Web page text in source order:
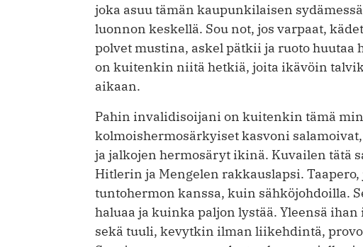
joka asuu tämän kaupunkilaisen
luonnon keskellä. Sou not, jos varpaat,
polvet mustina, askel pätkii ja ruoto huutaa
on kuitenkin niitä hetkiä, joita ikävöin
aikaan.
Pahin invalidisoijani on kuitenkin tämä
kolmoishermosärkyiset kasvoni
ja jalkojen hermosäryt ikinä. Kuvailen tätä
Hitlerin ja Mengelen rakkauslapsi.
tuntohermon kanssa, kuin sähköjohdoilla.
haluaa ja kuinka paljon lystää. Yleensä
sekä tuuli, kevytkin ilman liikehdintä,